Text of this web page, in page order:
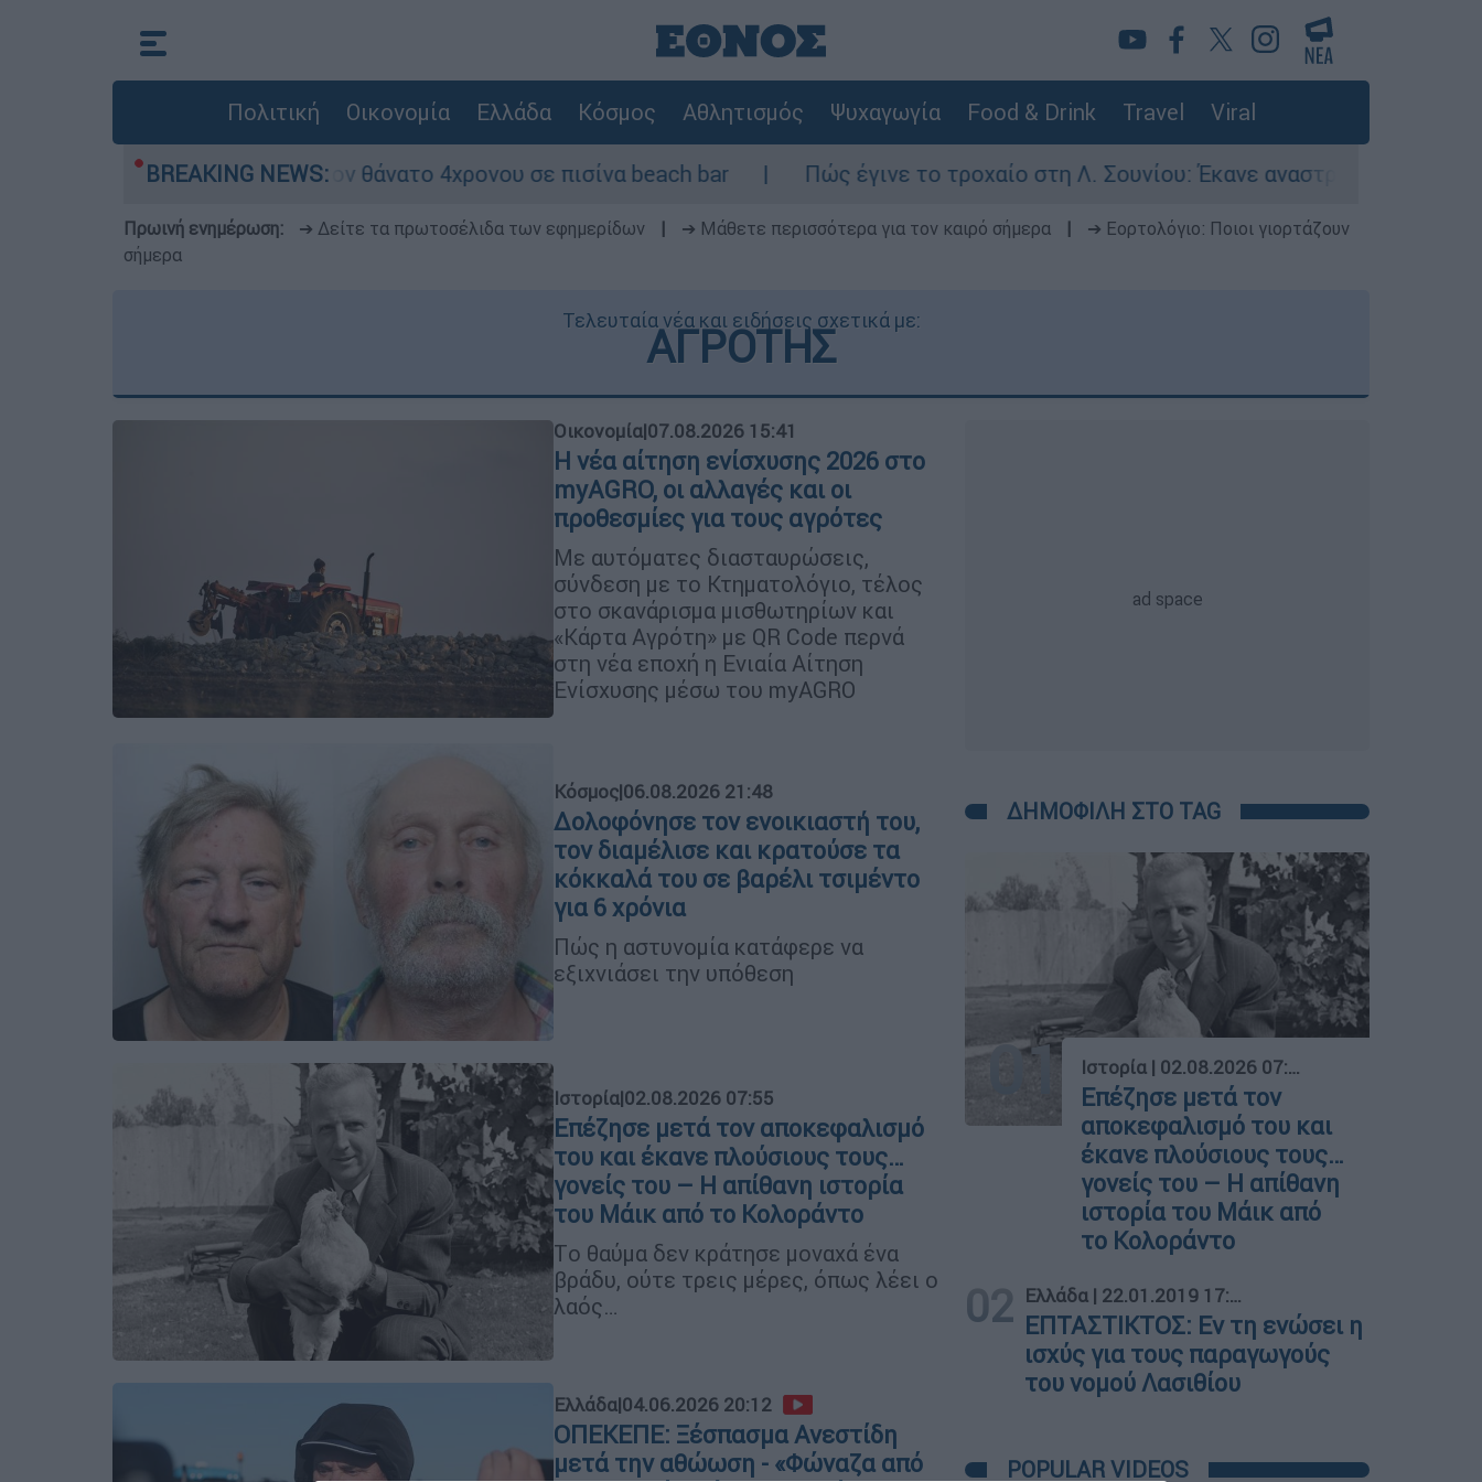
Πολιτική Οικονομία Ελλάδα Κόσμος Αθλητισμός Ψυχαγωγία Food & Drink Travel Viral
BREAKING NEWS:
μετά τον θάνατο 4χρονου σε πισίνα beach bar Πώς έγινε το τροχαίο στη Λ. Σουνίου: Έκανε αναστροφή ο οδηγός - Σοβαρά
Πρωινή ενημέρωση: ➔ Δείτε τα πρωτοσέλιδα των εφημερίδων ➔ Μάθετε περισσότερα για τον καιρό σήμερα
➔ Εορτολόγιο: Ποιοι γιορτάζουν
σήμερα
Τελευταία νέα και ειδήσεις σχετικά με:
ΑΓΡΟΤΗΣ
Οικονομία|07.08.2026 15:41
Η νέα αίτηση ενίσχυσης 2026 στο
myAGRO, οι αλλαγές και οι
προθεσμίες για τους αγρότες
Με αυτόματες διασταυρώσεις,
σύνδεση με το Κτηματολόγιο, τέλος
στο σκανάρισμα μισθωτηρίων και
«Κάρτα Αγρότη» με QR Code περνά
στη νέα εποχή η Ενιαία Αίτηση
Ενίσχυσης μέσω του myAGRO
Κόσμος|06.08.2026 21:48
Δολοφόνησε τον ενοικιαστή του,
τον διαμέλισε και κρατούσε τα
κόκκαλά του σε βαρέλι τσιμέντο
για 6 χρόνια
Πώς η αστυνομία κατάφερε να
εξιχνιάσει την υπόθεση
Ιστορία|02.08.2026 07:55
Επέζησε μετά τον αποκεφαλισμό
του και έκανε πλούσιους τους…
γονείς του – Η απίθανη ιστορία
του Μάικ από το Κολοράντο
Tο θαύμα δεν κράτησε μοναχά ένα
βράδυ, ούτε τρεις μέρες, όπως λέει ο
λαός…
Ελλάδα|04.06.2026 20:12
ΟΠΕΚΕΠΕ: Ξέσπασμα Ανεστίδη
μετά την αθώωση - «Φώναζα από
ΔΗΜΟΦΙΛΗ ΣΤΟ TAG
01 Ιστορία | 02.08.2026 07:55
Επέζησε μετά τον
αποκεφαλισμό του και
έκανε πλούσιους τους…
γονείς του – Η απίθανη
ιστορία του Μάικ από
το Κολοράντο
02 Ελλάδα | 22.01.2019 17:30
ΕΠΤΑΣΤΙΚΤΟΣ: Εν τη ενώσει η
ισχύς για τους παραγωγούς
του νομού Λασιθίου
POPULAR VIDEOS